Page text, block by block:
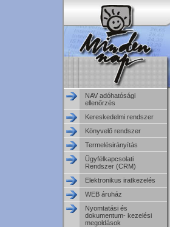
NAV adóhatósági
ellenőrzés
Kereskedelmi rendszer
Könyvelő rendszer
Termelésirányítás
Ügyfélkapcsolati
Rendszer (CRM)
Elektronikus iratkezelés
WEB áruház
Nyomtatási és
dokumentum- kezelési
megoldások